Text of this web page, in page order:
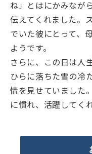
ね」とはにかみなが
伝えてくれました。
でいた彼にとって、
ようです。
さらに、この日は人
ひらに落ちた雪の冷
情を見せていました
に慣れ、活躍してく